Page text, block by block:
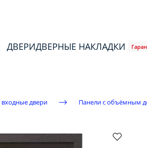
ДВЕРИДВЕРНЫЕ НАКЛАДКИ
двери Панели с объёмным